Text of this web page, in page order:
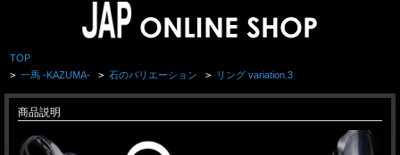
TOP
> 一馬 -KAZUMA- > 石のバリエーション > リング variation.3
商品説明